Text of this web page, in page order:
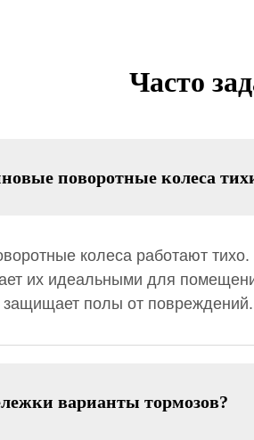
Часто
поворотные колеса
колеса работают
их идеальными для
полы от повреждений.
варианты тормозов?